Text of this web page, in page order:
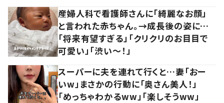
産婦人科で看護師さんに「綺麗なお顔」
と言われた赤ちゃん。→成長後の姿に…
「将来有望すぎる」「クリクリのお目目で
可愛い」「渋い～！」
スーパーに夫を連れて行くと…妻「おー
いw」まさかの行動に「奥さん美人！」
「めっちゃわかるww」「楽しそうww」